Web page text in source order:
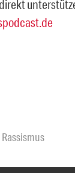
Rassismus